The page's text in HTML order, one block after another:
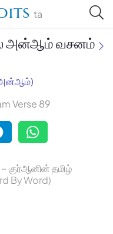
ta
அன்ஆம் வசனம்
அன்ஆம்)
Verse 89
தமிழ்
By Word)